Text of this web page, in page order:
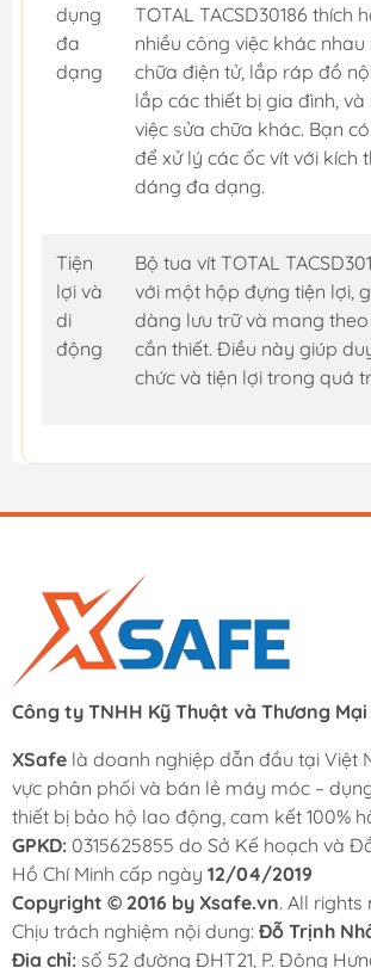
dụng
đa
dạng
TOTAL TACSD30186 thích
nhiều công việc khác nhau
chữa điện tử, lắp ráp đồ
lắp các thiết bị gia đình, và
việc sửa chữa khác. Bạn
để xử lý các ốc vít với kích
dáng đa dạng.
Tiện
lợi và
di
động
Bộ tua vít TOTAL
với một hộp đựng tiện lợi,
dàng lưu trữ và mang
cần thiết. Điều này giúp
chức và tiện lợi trong quá
Công ty TNHH Kỹ Thuật và Thương Mại
XSafe là doanh nghiệp dẫn đầu tại Việt
vực phân phối và bán lẻ máy móc –
thiết bị bảo hộ lao động, cam kết 100%
GPKD: 0315625855 do Sở Kế hoạch và
Hồ Chí Minh cấp ngày 12/04/2019
Copyright © 2016 by Xsafe.vn. All rights
Chịu trách nghiệm nội dung: Đỗ Trịnh
Địa chỉ: số 52 đường ĐHT21, P. Đông